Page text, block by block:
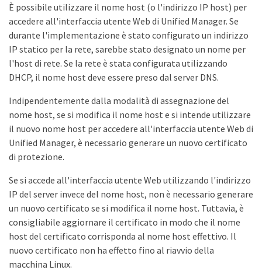
È possibile utilizzare il nome host (o l'indirizzo IP host) per
accedere all'interfaccia utente Web di Unified Manager. Se
durante l'implementazione è stato configurato un indirizzo
IP statico per la rete, sarebbe stato designato un nome per
l'host di rete. Se la rete è stata configurata utilizzando
DHCP, il nome host deve essere preso dal server DNS.
Indipendentemente dalla modalità di assegnazione del
nome host, se si modifica il nome host e si intende utilizzare
il nuovo nome host per accedere all'interfaccia utente Web di
Unified Manager, è necessario generare un nuovo certificato
di protezione.
Se si accede all'interfaccia utente Web utilizzando l'indirizzo
IP del server invece del nome host, non è necessario generare
un nuovo certificato se si modifica il nome host. Tuttavia, è
consigliabile aggiornare il certificato in modo che il nome
host del certificato corrisponda al nome host effettivo. Il
nuovo certificato non ha effetto fino al riavvio della
macchina Linux.